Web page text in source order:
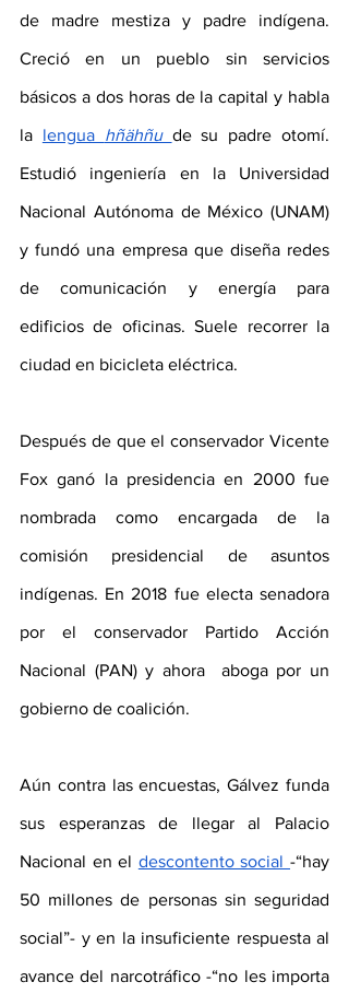
de madre mestiza y padre indígena.
Creció en un pueblo sin servicios
básicos a dos horas de la capital y habla
la lengua hñähñu de su padre otomí.
Estudió ingeniería en la Universidad
Nacional Autónoma de México (UNAM)
y fundó una empresa que diseña redes
de comunicación y energía para
edificios de oficinas. Suele recorrer la
ciudad en bicicleta eléctrica.
Después de que el conservador Vicente
Fox ganó la presidencia en 2000 fue
nombrada como encargada de la
comisión presidencial de asuntos
indígenas. En 2018 fue electa senadora
por el conservador Partido Acción
Nacional (PAN) y ahora  aboga por un
gobierno de coalición.
Aún contra las encuestas, Gálvez funda
sus esperanzas de llegar al Palacio
Nacional en el descontento social -“hay
50 millones de personas sin seguridad
social”- y en la insuficiente respuesta al
avance del narcotráfico -“no les importa